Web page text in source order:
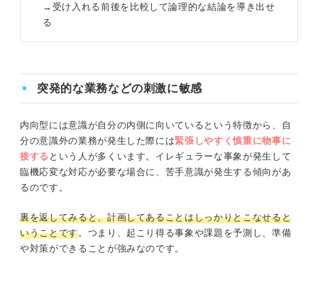
→受け入れる前後を比較して論理的な結論を導き出せ
る
突発的な業務などの刺激に敏感
内向型には意識が自分の内側に向いているという特徴から、自
分の意識外の業務が発生した際には緊張しやすく慎重に物事に
接する という人が多くいます。イレギュラーな事象が発生して
臨機応変な対応が必要な場合に、苦手意識が発生する傾向があ
るのです。
裏を返してみると、計画してあることはしっかりとこなせると
いうことです。つまり、起こり得る事象や課題を予測し、準備
や対策ができることが強みなのです。